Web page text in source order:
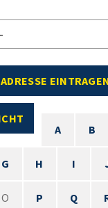
ADRESSE
A
B
G H I
O P Q